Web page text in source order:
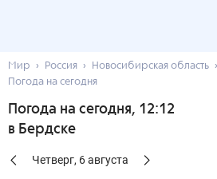
Мир Россия Новосибирская область
Погода на сегодня
Погода на сегодня, 12:12
в Бердске
Четверг, 6августа